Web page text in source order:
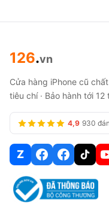
126.vn
Cửa hàng iPhone cũ
tiêu chí · Bảo hành tới 12
4,9 930
Z